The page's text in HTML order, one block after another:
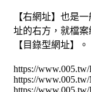
【右網址】也是
址的右方，就檔
【目錄型網址】。
https://
https://
https://